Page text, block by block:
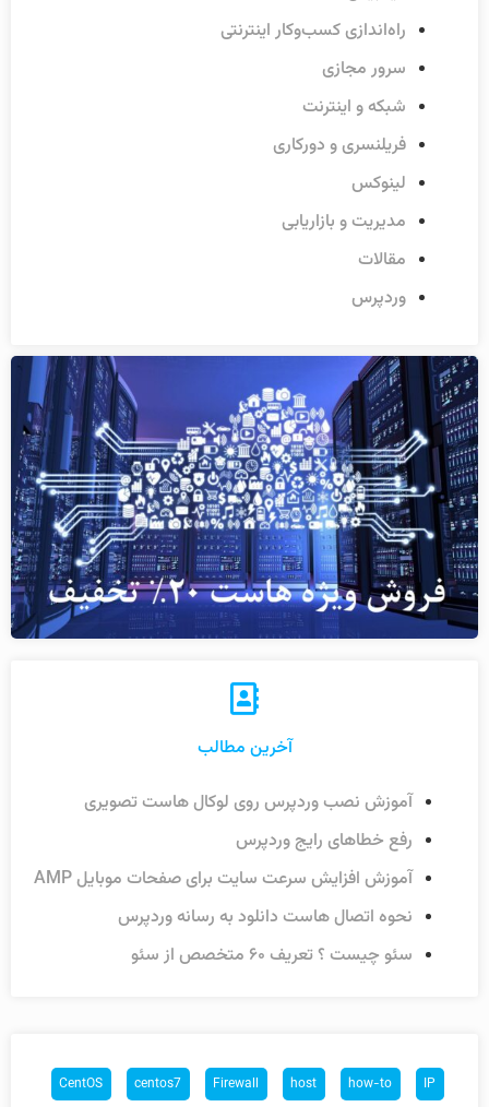
راه‌اندازی کسب‌وکار اینترنتی
سرور مجازی
شبکه و اینترنت
فریلنسری و دورکاری
لینوکس
مدیریت و بازاریابی
مقالات
وردپرس
آخرین مطالب
آموزش نصب وردپرس روی لوکال هاست تصویری
رفع خطاهای رایج وردپرس
آموزش افزایش سرعت سایت برای صفحات موبایل AMP
نحوه اتصال هاست دانلود به رسانه وردپرس
سئو چیست ؟ تعریف ۶۰ متخصص از سئو
CentOS centos7 Firewall host how-to IP